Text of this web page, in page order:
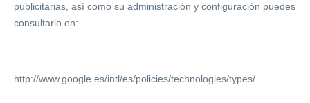
publicitarias, así como su administración y configuración puedes
consultarlo en:
http://www.google.es/intl/es/policies/technologies/types/